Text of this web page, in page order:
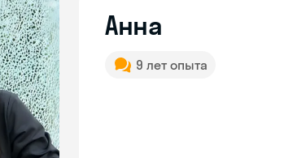
Анна
9 лет опыта